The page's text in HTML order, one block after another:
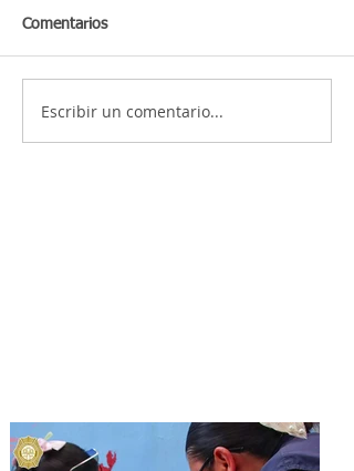
Comentarios
Escribir un comentario...